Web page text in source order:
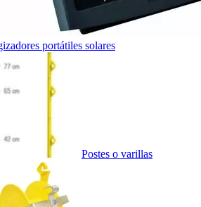
portátiles solares
Postes o varillas